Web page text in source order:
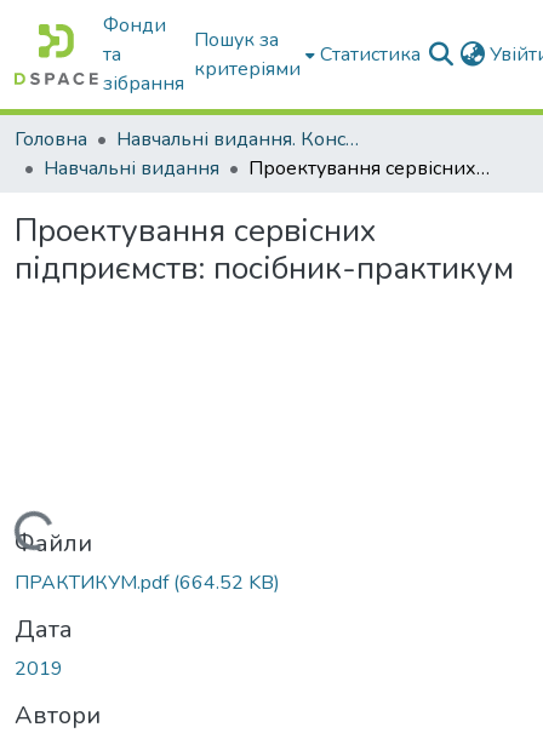
Фонди
та
зібрання
Пошук за
критеріями
Статистика
Головна
Навчальні видання. Конспекти лекцій
Навчальні видання
Проектування сервісних підприємств: посібник-практикум
Проектування сервісних
підприємств: посібник-практикум
Вантажиться...
Файли
ПРАКТИКУМ.pdf(664.52 KB)
Дата
2019
Автори